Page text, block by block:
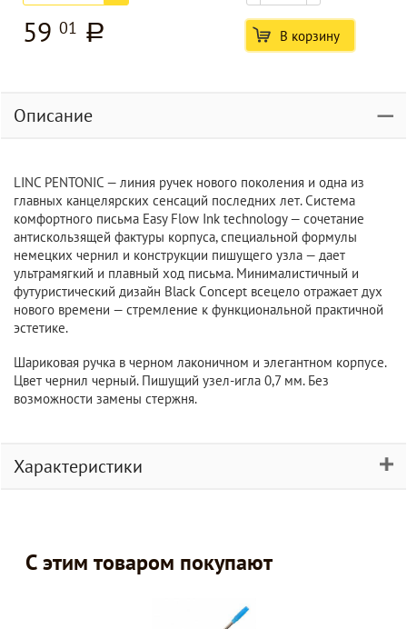
59 01 a В корзину
Описание
LINC PENTONIC — линия ручек нового поколения и одна из
главных канцелярских сенсаций последних лет. Система
комфортного письма Easy Flow Ink technology — cочетание
антискользящей фактуры корпуса, специальной формулы
немецких чернил и конструкции пишущего узла — дает
ультрамягкий и плавный ход письма. Минималистичный и
футуристический дизайн Black Сoncept всецело отражает дух
нового времени — стремление к функциональной практичной
эстетике.
Шариковая ручка в черном лаконичном и элегантном корпусе.
Цвет чернил черный. Пишущий узел-игла 0,7 мм. Без
возможности замены стержня.
Характеристики
С этим товаром покупают